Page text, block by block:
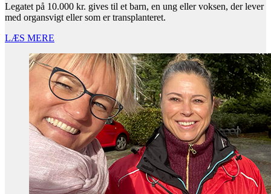
Legatet på 10.000 kr. gives til et barn, en ung eller voksen, der lever
med organsvigt eller som er transplanteret.
LÆS MERE